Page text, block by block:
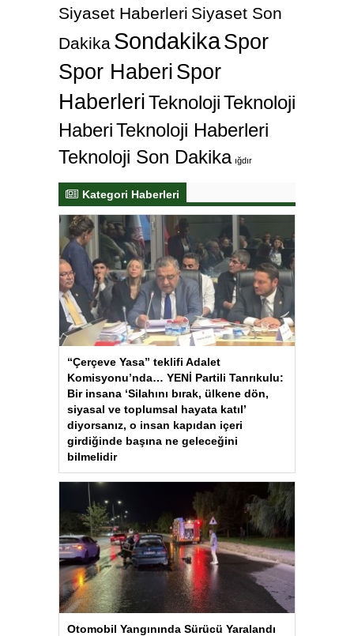
Siyaset Haberleri Siyaset Son
Dakika SondakikaSpor
Spor Haberi Spor
HaberleriTeknolojiTeknoloji
HaberiTeknoloji Haberleri
Teknoloji Son Dakika ığdır
Kategori Haberleri
“Çerçeve Yasa” teklifi Adalet
Komisyonu’nda… YENİ Partili Tanrıkulu:
Bir insana ‘Silahını bırak, ülkene dön,
siyasal ve toplumsal hayata katıl’
diyorsanız, o insan kapıdan içeri
girdiğinde başına ne geleceğini
bilmelidir
Otomobil Yangınında Sürücü Yaralandı